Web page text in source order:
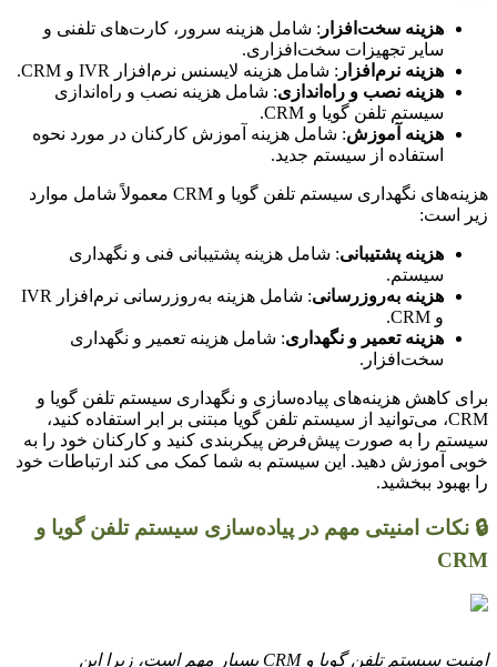
هزینه سخت‌افزار : شامل هزینه سرور، کارت‌های تلفنی و
سایر تجهیزات سخت‌افزاری.
هزینه نرم‌افزار : شامل هزینه لایسنس نرم‌افزار IVR و CRM.
هزینه نصب و راه‌اندازی: شامل هزینه نصب و راه‌اندازی
سیستم تلفن گویا و CRM.
هزینه آموزش: شامل هزینه آموزش کارکنان در مورد نحوه
استفاده از سیستم جدید.
هزینه‌های نگهداری سیستم تلفن گویا و CRM معمولاً شامل موارد
زیر است:
هزینه پشتیبانی: شامل هزینه پشتیبانی فنی و نگهداری
سیستم.
هزینه به‌روزرسانی
: شامل هزینه به‌روزرسانی نرم‌افزار IVR
و CRM.
هزینه تعمیر و نگهداری: شامل هزینه تعمیر و نگهداری
سخت‌افزار.
برای کاهش هزینه‌های پیاده‌سازی و نگهداری سیستم تلفن گویا و
CRM، می‌توانید از سیستم تلفن گویا مبتنی بر ابر استفاده کنید،
سیستم را به صورت پیش‌فرض پیکربندی کنید و کارکنان خود را به
خوبی آموزش دهید. این سیستم به شما کمک می کند ارتباطات خود
را بهبود ببخشید.
🔒 نکات امنیتی مهم در پیاده‌سازی سیستم تلفن گویا و
CRM
امنیت سیستم تلفن گویا و CRM بسیار مهم است، زیرا این